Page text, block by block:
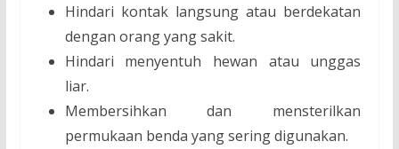
Hindari kontak langsung atau berdekatan
dengan orang yang sakit.
Hindari menyentuh hewan atau unggas
liar.
Membersihkan dan mensterilkan
permukaan benda yang sering digunakan.